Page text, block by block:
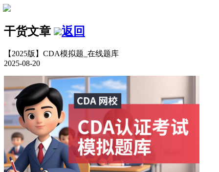
干货文章 返回
【2025版】CDA模拟题_在线题库
2025-08-20